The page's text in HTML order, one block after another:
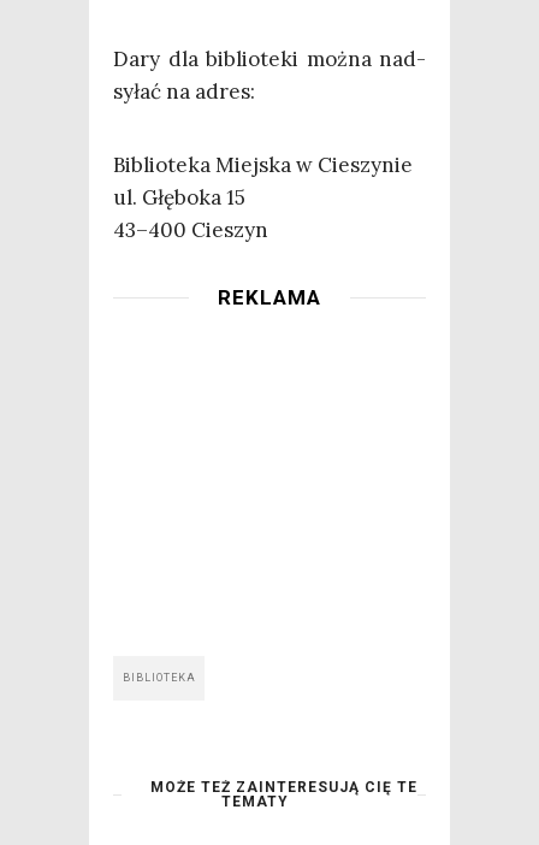
Dary dla biblio­te­ki moż­na nad­
sy­łać na adres:
Biblio­te­ka Miej­ska w Cieszynie
ul. Głę­bo­ka 15
43–400 Cieszyn
REKLAMA
BIBLIOTEKA
MOŻE TEŻ ZAINTERESUJĄ CIĘ TE
TEMATY